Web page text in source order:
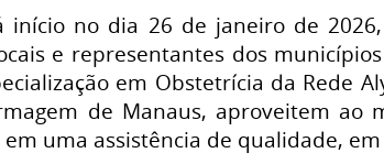
início no dia 26 de janeiro de
e representantes dos
em Obstetrícia da Rede
de Manaus, aproveitem ao
uma assistência de qualidade,